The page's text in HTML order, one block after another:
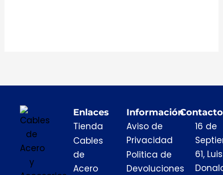
Enlaces
Tienda
Cables
de
Acero
Información
Aviso de
Privacidad
Politica de
Devoluciones
Contacto
16 de
61, Luis